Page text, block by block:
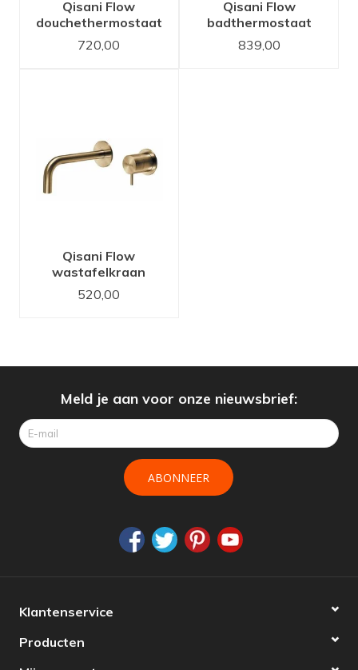
Qisani Flow
douchethermostaat
Gold / Goud
720,00
Qisani Flow
badthermostaat
Gold / Goud
839,00
Qisani Flow
wastafelkraan
inbouw 15 cm uitloop
Gold / Goud
520,00
Meld je aan voor onze nieuwsbrief:
ABONNEER
Klantenservice
Producten